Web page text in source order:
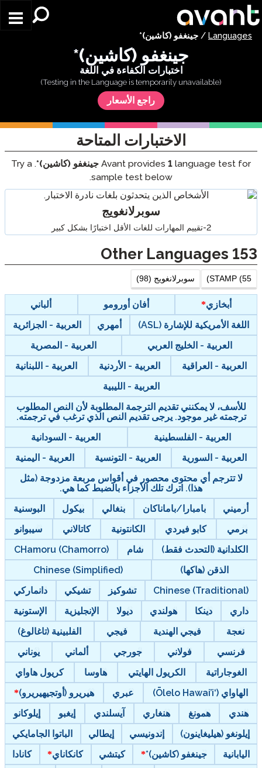
Skip to main content
Languages
/ جينغفو (كاشين)*
جينغفو (كاشين)*
اختبارات الكفاءة في اللغة
راجع الأسعار
الاختبارات المتاحة
Avant provides 1 language test for جينغفو (كاشين)* . Try a
sample test below.
سوبرلانغويج
2-تقييم المهارات للغات الأقل اختبارًا بشكل كبير
153
STAMP (55) سوبرلانغويج (98)
أبخازي أفان أورومو
ألباني
اللغة الأمريكية للإشارة (ASL)
أمهري
العربية - الجزائرية
العربية - الخليج العربي
العربية - المصرية
العربية - العراقية
العربية - الأردنية
العربية - اللبنانية
العربية - الليبية
للأسف، لا يمكنني تقديم الترجمة المطلوبة لأن النص المطلوب
ترجمته غير موجود. يرجى تقديم النص الذي ترغب في ترجمته.
العربية - الفلسطينية
العربية - السودانية
العربية - السورية
العربية - التونسية
العربية - اليمنية
لا تترجم أي محتوى محصور في أقواس مربعة مزدوجة (مثل
هذا). اترك تلك الأجزاء بالضبط كما هي.
أرميني
بامبارا/باماناكان بنغالي بيكول
البوسنية
برمي
كابو فيردي الكانتونية كاتالاني
سيبوانو
الكلدانية (التحدث فقط)
شام
CHamoru (Chamorro)
الذقن (هاكها)
Chinese (Simplified)
Chinese (Traditional)
تشوكيز تشيكي
دانماركي
داري
دينكا هولندي ديولا الإنجليزية
الإستونية
نعجة
فيجي الهندية فيجي
الفلبينية (تاغالوغ)
فرنسي
فولاني جورجي ألماني
يوناني
الغوجاراتية
الكريول الهايتي هاوسا
كريول هاواي
الهاواي (‘Ōlelo Hawai’i)
عبري
هيريرو (أوتجيهيريرو)
هندي
همونغ هنغاري آيسلندي إيغبو
إيلوكانو
إيلونغو (هيليغاينون)
إندونيسي إيطالي
الباتوا الجامايكي
اليابانية
جينغفو (كاشين)* كيتشي كانكاناي
كانادا